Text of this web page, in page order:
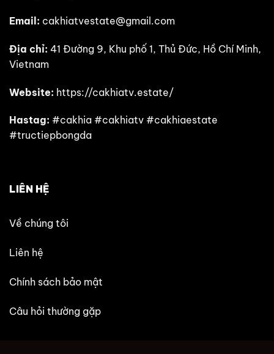
Email: cakhiatvestate@gmail.com
Địa chỉ: 41 Đường 9, Khu phố 1, Thủ Đức, Hồ Chí Minh,
Vietnam
Website: https://cakhiatv.estate/
Hastag: #cakhia #cakhiatv #cakhiaestate
#tructiepbongda
LIÊN HỆ
Về chúng tôi
Liên hệ
Chính sách bảo mật
Câu hỏi thường gặp